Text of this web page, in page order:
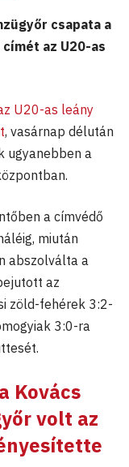
csapata a
az U20-as
U20-as leány
, vasárnap délután
ugyanebben a
a címvédő
miután
abszolválta a
az
zöld-fehérek 3:2-
3:0-ra
Kovács
volt az